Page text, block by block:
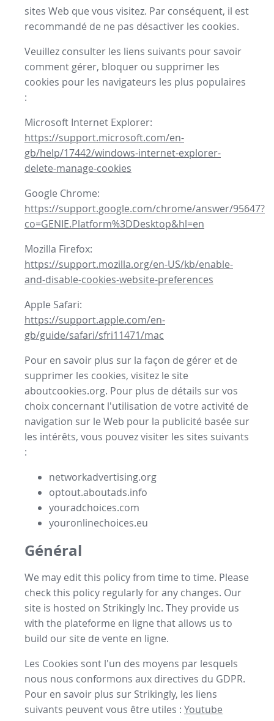
sites Web que vous visitez. Par conséquent, il est
recommandé de ne pas désactiver les cookies.
Veuillez consulter les liens suivants pour savoir
comment gérer, bloquer ou supprimer les
cookies pour les navigateurs les plus populaires
:
Microsoft Internet Explorer:
https://support.microsoft.com/en-
gb/help/17442/windows-internet-explorer-
delete-manage-cookies
Google Chrome:
https://support.google.com/chrome/answer/95647?
co=GENIE.Platform%3DDesktop&hl=en
Mozilla Firefox:
https://support.mozilla.org/en-US/kb/enable-
and-disable-cookies-website-preferences
Apple Safari:
https://support.apple.com/en-
gb/guide/safari/sfri11471/mac
Pour en savoir plus sur la façon de gérer et de
supprimer les cookies, visitez le site
aboutcookies.org. Pour plus de détails sur vos
choix concernant l'utilisation de votre activité de
navigation sur le Web pour la publicité basée sur
les intérêts, vous pouvez visiter les sites suivants
:
networkadvertising.org
optout.aboutads.info
youradchoices.com
youronlinechoices.eu
Général
We may edit this policy from time to time. Please
check this policy regularly for any changes. Our
site is hosted on Strikingly Inc. They provide us
with the plateforme en ligne that allows us to
build our site de vente en ligne.
Les Cookies sont l'un des moyens par lesquels
nous nous conformons aux directives du GDPR.
Pour en savoir plus sur Strikingly, les liens
suivants peuvent vous être utiles : Youtube